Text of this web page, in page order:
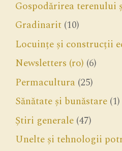
Gospodărirea terenului
Gradinarit (10)
Locuințe și construcții
Newsletters (ro) (6)
Permacultura (25)
Sănătate și bunăstare (1)
Știri generale (47)
Unelte și tehnologii